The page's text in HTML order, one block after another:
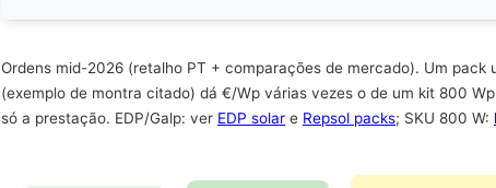
Ordens mid-2026 (retalho PT + comparações de mercado). Um
(exemplo de montra citado) dá €/Wp várias vezes o de um kit 800
só a prestação. EDP/Galp: ver EDP solar e Repsol packs; SKU 800 W: